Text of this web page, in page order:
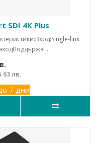
SDI 4K Plus
link
..
лв.
7 дни